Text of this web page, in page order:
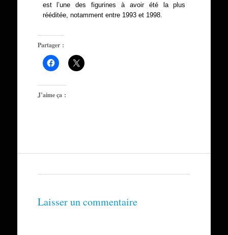
est l’une des figurines à avoir été la plus
rééditée, notamment entre 1993 et 1998.
Partager :
J’aime ça :
Laisser un commentaire